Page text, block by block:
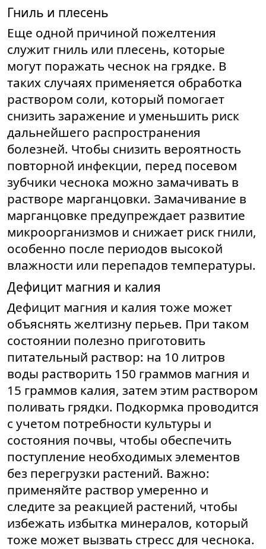
Гниль и плесень
Еще одной причиной пожелтения
служит гниль или плесень, которые
могут поражать чеснок на грядке. В
таких случаях применяется обработка
раствором соли, который помогает
снизить заражение и уменьшить риск
дальнейшего распространения
болезней. Чтобы снизить вероятность
повторной инфекции, перед посевом
зубчики чеснока можно замачивать в
растворе марганцовки. Замачивание в
марганцовке предупреждает развитие
микроорганизмов и снижает риск гнили,
особенно после периодов высокой
влажности или перепадов температуры.
Дефицит магния и калия
Дефицит магния и калия тоже может
объяснять желтизну перьев. При таком
состоянии полезно приготовить
питательный раствор: на 10 литров
воды растворить 150 граммов магния и
15 граммов калия, затем этим раствором
поливать грядки. Подкормка проводится
с учетом потребности культуры и
состояния почвы, чтобы обеспечить
поступление необходимых элементов
без перегрузки растений. Важно:
применяйте раствор умеренно и
следите за реакцией растений, чтобы
избежать избытка минералов, который
тоже может вызвать стресс для чеснока.